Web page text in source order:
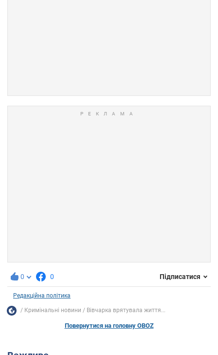
0 0 Підписатися
Редакційна політика
Кримінальні новини Вівчарка врятувала життя...
Повернутися на головну OBOZ